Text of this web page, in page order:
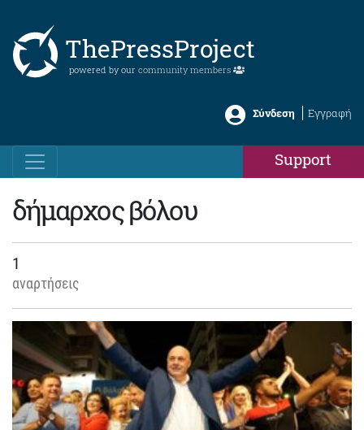
ThePressProject
powered by our community members
Σύνδεση Εγγραφή
Support
δήμαρχος βόλου
1
αναρτήσεις